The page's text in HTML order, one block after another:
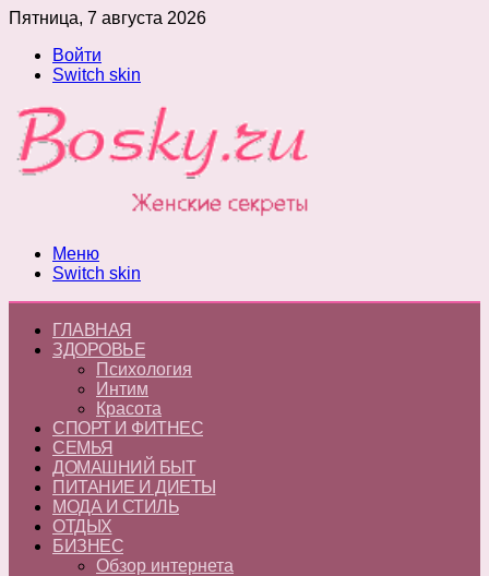
Пятница, 7 августа 2026
Войти
Switch skin
Меню
Switch skin
ГЛАВНАЯ
ЗДОРОВЬЕ
Психология
Интим
Красота
СПОРТ И ФИТНЕС
СЕМЬЯ
ДОМАШНИЙ БЫТ
ПИТАНИЕ И ДИЕТЫ
МОДА И СТИЛЬ
ОТДЫХ
БИЗНЕС
Обзор интернета